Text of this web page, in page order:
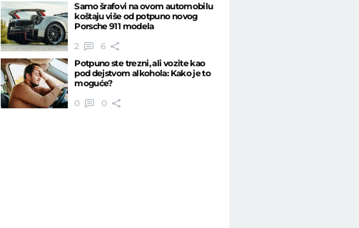
Samo šrafovi na ovom automobilu
koštaju više od potpuno novog
Porsche 911 modela
2
6
Potpuno ste trezni, ali vozite kao
pod dejstvom alkohola: Kako je to
moguće?
0
0